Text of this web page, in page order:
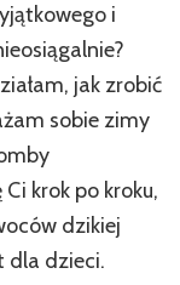
i
jak zrobić
sobie zimy
krok po kroku,
dzikiej
dla dzieci.